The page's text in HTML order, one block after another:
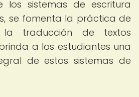
sistemas de escritura
se fomenta la práctica de
traducción de textos
a los estudiantes una
de estos sistemas de